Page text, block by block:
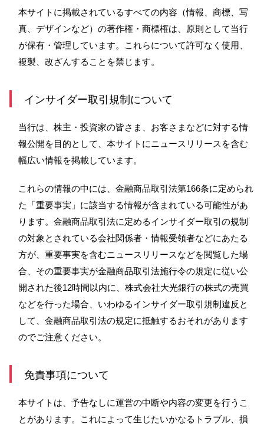
サービスのご案内 ログイン
たいこうNavi
（たいこうNaviをご利用のお客さま向け）
※たいこうNaviはウェルスナビ株式会社が提供するサービスです。
これより先のページは、ウェルスナビ株式会社が運営するサイトとなりま
たいこうオフィスe-バンキング
サービスのご案内
NBセンター
サービスのご案内
たいこうでんさいサービス
サービスのご案内
Taiko Big Advance
本サイトに掲載されているすべての内容（情報、商標、写
真、デザインなど）の著作権・商標権は、原則として当行
が保有・管理しています。これらについて許可なく使用、
複製、改ざんすることを禁じます。
インサイダー取引規制について
当行は、株主・投資家の皆さま、お客さまなどに対する情
報公開を目的として、本サイトにニュースリリースを含む
幅広い情報を掲載しています。
これらの情報の中には、金融商品取引法第166条に定められ
た「重要事実」に該当する情報が含まれている可能性があ
ります。金融商品取引法に定めるインサイダー取引の規制
の対象とされている会社関係者・情報受領者などにあたる
方が、重要事実を含むニュースリリースなどを閲覧した場
合、その重要事実が金融商品取引法施行令の規定に従い公
開された後12時間以内に、株式会社大光銀行の株式の売買
などを行った場合、いわゆるインサイダー取引規制違反と
して、金融商品取引法の規定に抵触するおそれがあります
のでご注意ください。
免責事項について
本サイトは、予告なしに運営の中断や内容の変更を行うこ
とがあります。これによって生じたいかなるトラブル、損